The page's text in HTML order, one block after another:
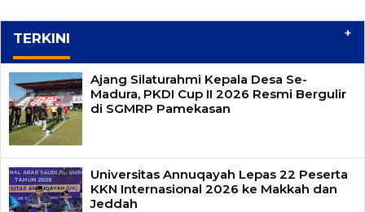
TERKINI +
Ajang Silaturahmi Kepala Desa Se-
Madura, PKDI Cup II 2026 Resmi Bergulir
di SGMRP Pamekasan
Universitas Annuqayah Lepas 22 Peserta
KKN Internasional 2026 ke Makkah dan
Jeddah